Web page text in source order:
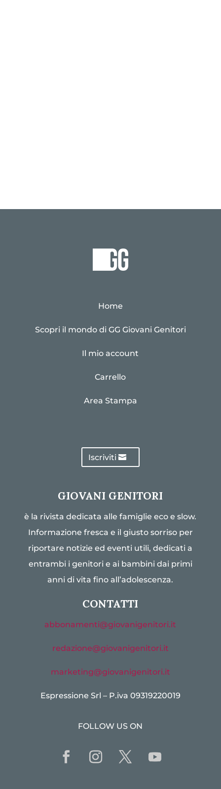
Home
Scopri il mondo di GG Giovani Genitori
Il mio account
Carrello
Area Stampa
Iscriviti
GIOVANI GENITORI
è la rivista dedicata alle famiglie eco e slow.
Informazione fresca e il giusto sorriso per
riportare notizie ed eventi utili, dedicati a
entrambi i genitori e ai bambini dai primi
anni di vita fino all’adolescenza.
CONTATTI
abbonamenti@giovanigenitori.it
redazione@giovanigenitori.it
marketing@giovanigenitori.it
Espressione Srl – P.iva 09319220019
FOLLOW US ON